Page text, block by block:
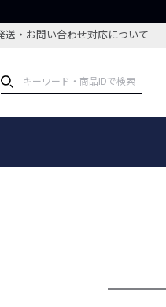
・お問い合わせ対応について